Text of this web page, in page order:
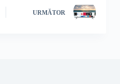
URMĂTOR